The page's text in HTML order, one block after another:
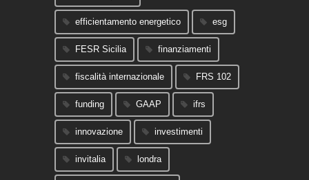
efficientamento energetico esg
FESR Sicilia finanziamenti
fiscalità internazionale FRS 102
funding GAAP ifrs
innovazione investimenti
invitalia londra